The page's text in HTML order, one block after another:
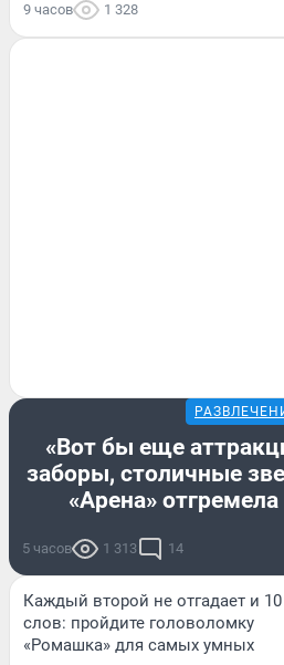
9 часов 1 328
«Вот бы еще
заборы, столичные
«Арена»
5 часов 1 313 14
Каждый второй не отгадает и 10
слов: пройдите головоломку
«Ромашка» для самых умных